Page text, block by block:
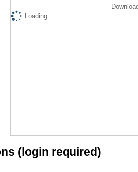
Loading...
(login required)